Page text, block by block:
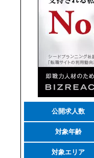
公開求人数
対象年齢
対象エリア